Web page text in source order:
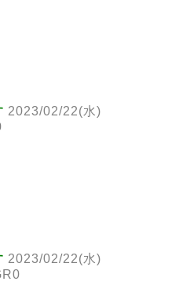
2023/02/22(水)
2023/02/22(水)